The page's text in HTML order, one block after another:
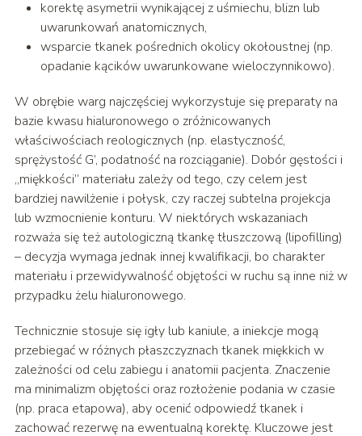
korektę asymetrii wynikającej z uśmiechu, blizn lub
uwarunkowań anatomicznych,
wsparcie tkanek pośrednich okolicy okołoustnej (np.
opadanie kącików uwarunkowane wieloczynnikowo).
W obrębie warg najczęściej wykorzystuje się preparaty na
bazie kwasu hialuronowego o zróżnicowanych
właściwościach reologicznych (np. elastyczność,
sprężystość G’, podatność na rozciąganie). Dobór gęstości i
„miękkości” materiału zależy od tego, czy celem jest
bardziej nawilżenie i połysk, czy raczej subtelna projekcja
lub wzmocnienie konturu. W niektórych wskazaniach
rozważa się też autologiczną tkankę tłuszczową (lipofilling)
– decyzja wymaga jednak innej kwalifikacji, bo charakter
materiału i przewidywalność objętości w ruchu są inne niż w
przypadku żelu hialuronowego.
Technicznie stosuje się igły lub kaniule, a iniekcje mogą
przebiegać w różnych płaszczyznach tkanek miękkich w
zależności od celu zabiegu i anatomii pacjenta. Znaczenie
ma minimalizm objętości oraz rozłożenie podania w czasie
(np. praca etapowa), aby ocenić odpowiedź tkanek i
zachować rezerwę na ewentualną korektę. Kluczowe jest